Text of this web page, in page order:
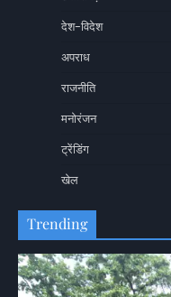
देश-विदेश
अपराध
राजनीति
मनोरंजन
ट्रेंडिंग
खेल
Trending